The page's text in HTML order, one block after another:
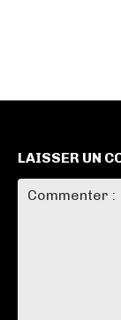
LAISSER UN